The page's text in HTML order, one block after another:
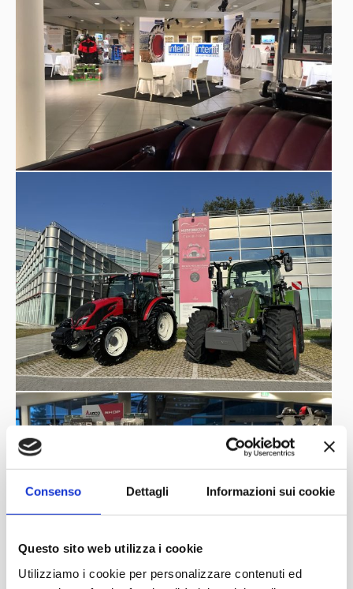
Consenso Dettagli Informazioni sui cookie
Questo sito web utilizza i cookie
Utilizziamo i cookie per personalizzare contenuti ed